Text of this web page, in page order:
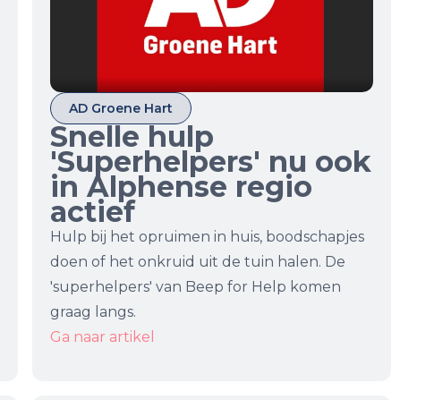
AD Groene Hart
Snelle hulp
'Superhelpers' nu ook
in Alphense regio
actief
Hulp bij het opruimen in huis, boodschapjes
doen of het onkruid uit de tuin halen. De
'superhelpers' van Beep for Help komen
graag langs.
Ga naar artikel